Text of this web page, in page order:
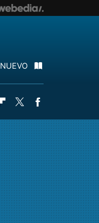
NUEVO
Flipboard
Twitter